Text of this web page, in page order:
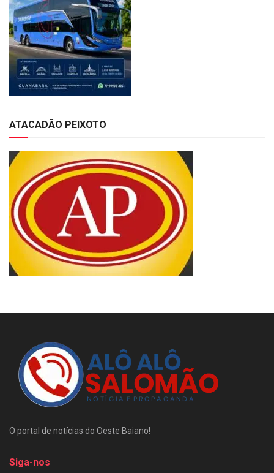
ATACADÃO PEIXOTO
O portal de notícias do Oeste Baiano!
Siga-nos